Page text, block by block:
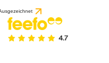
basierend auf 1